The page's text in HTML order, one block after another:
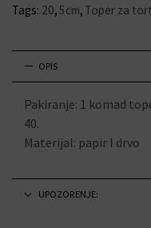
Tags: 20,5cm, Toper za
OPIS
Pakiranje: 1 komad
40.
Materijal: papir I drvo
UPOZORENJE: